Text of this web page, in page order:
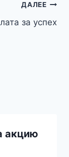
ДАЛЕЕ
за успех
акцию